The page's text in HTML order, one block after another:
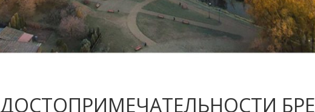
ДОСТОПРИМЕЧАТЕЛЬНОСТИ